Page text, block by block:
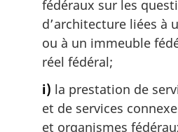
fédéraux sur les
d’architecture liées à
ou à un immeuble
réel fédéral;
i) la prestation de
et de services
et organismes